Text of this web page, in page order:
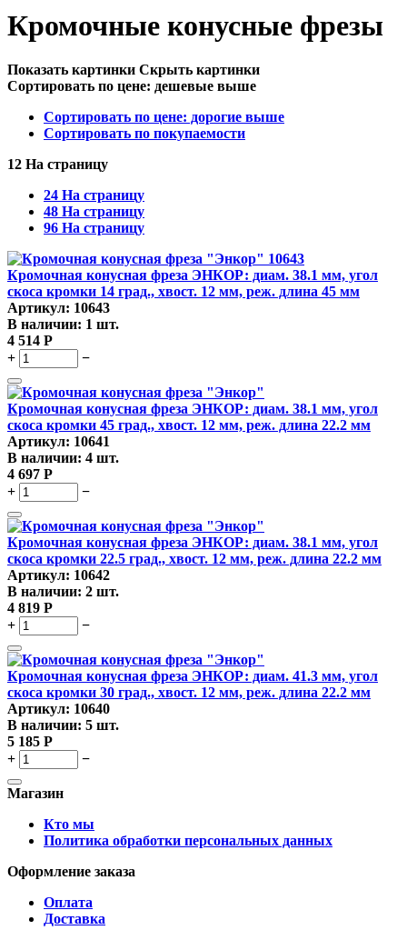
Кромочные конусные фрезы
Показать картинки Скрыть картинки
Сортировать по цене: дешевые выше
Сортировать по цене: дорогие выше
Сортировать по покупаемости
12 На страницу
24 На страницу
48 На страницу
96 На страницу
Кромочная конусная фреза ЭНКОР: диам. 38.1 мм, угол
скоса кромки 14 град., хвост. 12 мм, реж. длина 45 мм
Артикул: 10643
В наличии: 1 шт.
4 514 Р
+
−
Кромочная конусная фреза ЭНКОР: диам. 38.1 мм, угол
скоса кромки 45 град., хвост. 12 мм, реж. длина 22.2 мм
Артикул: 10641
В наличии: 4 шт.
4 697 Р
+
−
Кромочная конусная фреза ЭНКОР: диам. 38.1 мм, угол
скоса кромки 22.5 град., хвост. 12 мм, реж. длина 22.2 мм
Артикул: 10642
В наличии: 2 шт.
4 819 Р
+
−
Кромочная конусная фреза ЭНКОР: диам. 41.3 мм, угол
скоса кромки 30 град., хвост. 12 мм, реж. длина 22.2 мм
Артикул: 10640
В наличии: 5 шт.
5 185 Р
+
−
Магазин
Кто мы
Политика обработки персональных данных
Оформление заказа
Оплата
Доставка